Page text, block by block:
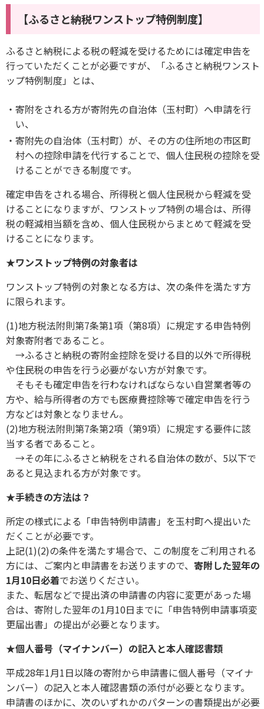
【ふるさと納税ワンストップ特例制度】
ふるさと納税による税の軽減を受けるためには確定申告を
行っていただくことが必要ですが、「ふるさと納税ワンスト
ップ特例制度」とは、
寄附をされる方が寄附先の自治体（玉村町）へ申請を行
い、
寄附先の自治体（玉村町）が、その方の住所地の市区町
村への控除申請を代行することで、個人住民税の控除を受
けることができる制度です。
確定申告をされる場合、所得税と個人住民税から軽減を受
けることになりますが、ワンストップ特例の場合は、所得
税の軽減相当額を含め、個人住民税からまとめて軽減を受
けることになります。
★ワンストップ特例の対象者は
ワンストップ特例の対象となる方は、次の条件を満たす方
に限られます。
(1)地方税法附則第7条第1項（第8項）に規定する申告特例
対象寄附者であること。
→ふるさと納税の寄附金控除を受ける目的以外で所得税
や住民税の申告を行う必要がない方が対象です。
そもそも確定申告を行わなければならない自営業者等の
方や、給与所得者の方でも医療費控除等で確定申告を行う
方などは対象となりません。
(2)地方税法附則第7条第2項（第9項）に規定する要件に該
当する者であること。
→その年にふるさと納税をされる自治体の数が、5以下で
あると見込まれる方が対象です。
★手続きの方法は？
所定の様式による「申告特例申請書」を玉村町へ提出いた
だくことが必要です。
上記(1)(2)の条件を満たす場合で、この制度をご利用される
方には、ご案内と申請書をお送りますので、 寄附した翌年の
1月10日必着でお送りください。
また、転居などで提出済の申請書の内容に変更があった場
合は、寄附した翌年の1月10日までに「申告特例申請事項変
更届出書」の提出が必要となります。
★個人番号（マイナンバー）の記入と本人確認書類
平成28年1月1日以降の寄附から申請書に個人番号（マイナ
ンバー）の記入と本人確認書類の添付が必要となります。
申請書のほかに、次のいずれかのパターンの書類提出が必要